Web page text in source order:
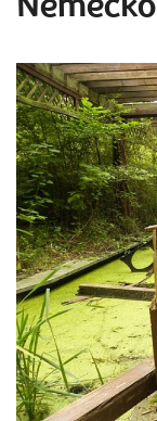
Německo